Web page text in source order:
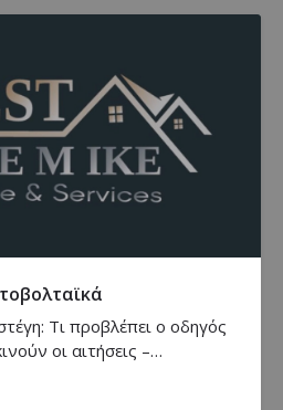
Τι προβλέπει ο οδηγός
οι αιτήσεις –…